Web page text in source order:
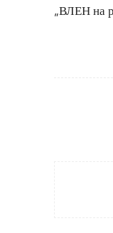
„ВЛЕН на